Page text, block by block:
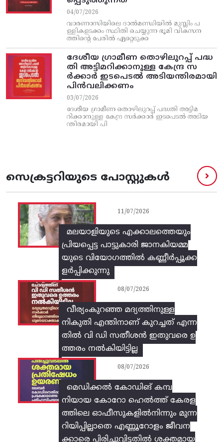
04/07/2026
വാരണാസിയിലെ ദാൽമണ്ഡിയിൽ മുസ്ലിം പ
ള്ളികളടക്കം സ്ഥിതി ചെയ്യുന്ന ഭൂമി വികസന
ത്തിന്റെ പേരിൽ ഏറ്റെടുക്ക
ദേശീയ ഗ്രാമീണ തൊഴിലുറപ്പ്‌ പദ്ധ
തി അട്ടിമറിക്കാനുള്ള കേന്ദ്ര സ
ര്‍ക്കാര്‍ ഇടപെടല്‍ അടിയന്തിരമായി
പിന്‍വലിക്കണം
03/07/2026
ദേശീയ ഗ്രാമീണ തൊഴിലുറപ്പ്‌ പദ്ധതി അട്ടിമ
റിക്കാനുള്ള കേന്ദ്ര സര്‍ക്കാര്‍ ഇടപെടല്‍ അടിയ
ന്തിരമായി പി
സെക്രട്ടറിയുടെ പോസ്റ്റുകൾ
മലയാളിയുടെ എക്കാലത്തെയും
പ്രിയപ്പെട്ട പാട്ടുകാരി ജാനകിയമ്മ
യുടെ വിയോഗത്തിൽ കണ്ണീർപ്പൂക്ക
ളർപ്പിക്കുന്നു
11/07/2026
വീര്യംകുറഞ്ഞ മദ്യത്തിനുള്ള
നികുതി എന്തിനാണ് കുറച്ചത് എന്ന
തിൽ വി ഡി സതീശൻ ഇതുവരെ ഉ
ത്തരം നൽകിയിട്ടില്ല
08/07/2026
മെഡിക്കൽ കോഡിങ് കമ്പ
നിയായ കോറോ ഹെൽത്ത് കേരള
ത്തിലെ ഓഫീസുകളിൽനിന്നും മുന്ന
റിയിപ്പില്ലാതെ എണ്ണൂറോളം ജീവന
ക്കാരെ പിരിച്ചുവിട്ടതിൽ‌ ശക്തമായ
08/07/2026